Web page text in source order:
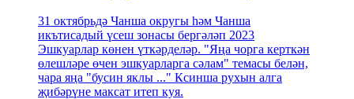
31 октябрьдә Чанша округы һәм Чанша
икътисадый үсеш зонасы бергәләп 2023
Эшкуарлар көнен үткәрделәр. "Яңа чорга керткән
өлешләре өчен эшкуарларга сәлам" темасы белән,
чара яңа "бусин яклы ..." Ксинша рухын алга
җибәрүне максат итеп куя.